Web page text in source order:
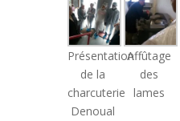
Présentation
de la
charcuterie
Denoual
Affûtage
des
lames